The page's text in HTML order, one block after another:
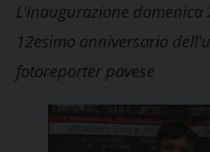
L'inaugurazione domenica
12esimo anniversario
fotoreporter pavese